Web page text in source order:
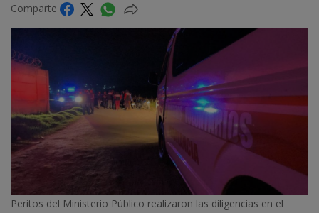
Comparte
Peritos del Ministerio Público realizaron las diligencias en el